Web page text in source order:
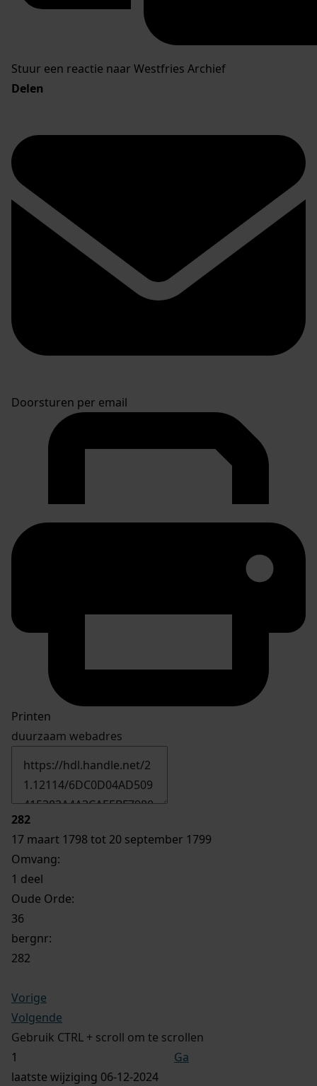
Stuur een reactie naar Westfries Archief
Delen
Doorsturen per email
Printen
duurzaam webadres
282
17 maart 1798 tot 20 september 1799
Omvang:
1 deel
Oude Orde:
36
bergnr:
282
Vorige
Volgende
Gebruik CTRL + scroll om te scrollen
Ga
laatste wijziging 06-12-2024